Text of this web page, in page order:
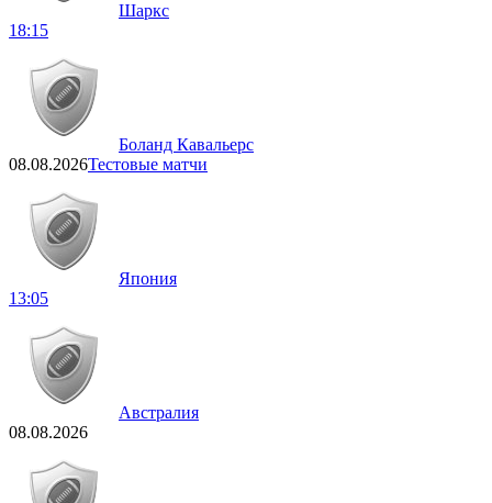
Шаркс
18:15
Боланд Кавальерс
08.08.2026Тестовые матчи
Япония
13:05
Австралия
08.08.2026